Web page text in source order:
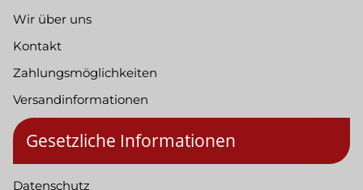
Wir über uns
Kontakt
Zahlungsmöglichkeiten
Versandinformationen
Gesetzliche Informationen
Datenschutz